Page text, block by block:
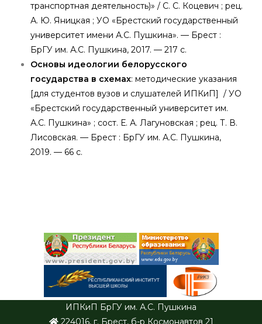
транспортная деятельность)» / С. С. Коцевич ; рец.
А. Ю. Яницкая ; УО «Брестский государственный
университет имени А.С. Пушкина». — Брест :
БрГУ им. А.С. Пушкина, 2017. — 217 с.
Основы идеологии белорусского
государства в схемах: методические указания
[для студентов вузов и слушателей ИПКиП] / УО
«Брестский государственный университет им.
А.С. Пушкина» ; сост. Е. А. Лагуновская ; рец. Т. В.
Лисовская. — Брест : БрГУ им. А.С. Пушкина,
2019. — 66 с.
ИПКиП БрГУ им. А.С. Пушкина
224016, г. Брест, б-р Космонавтов 21